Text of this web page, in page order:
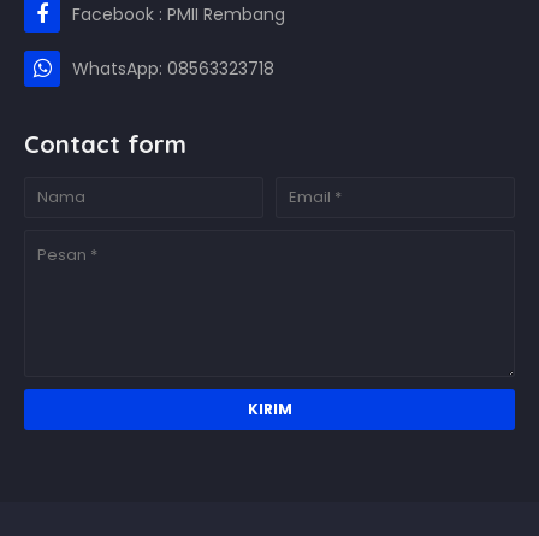
Facebook : PMII Rembang
WhatsApp: 08563323718
Contact form